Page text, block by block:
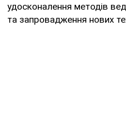
удосконалення методів
та запровадження нових